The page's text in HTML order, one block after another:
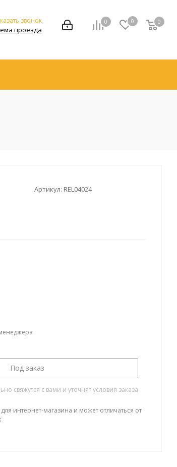
0 0 0
звонок
проезда
Артикул: REL04024
Под заказ
свяжутся с вами и уточнят условия заказа
интернет-магазина и может отличаться от